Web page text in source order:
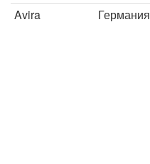
Avira Германия